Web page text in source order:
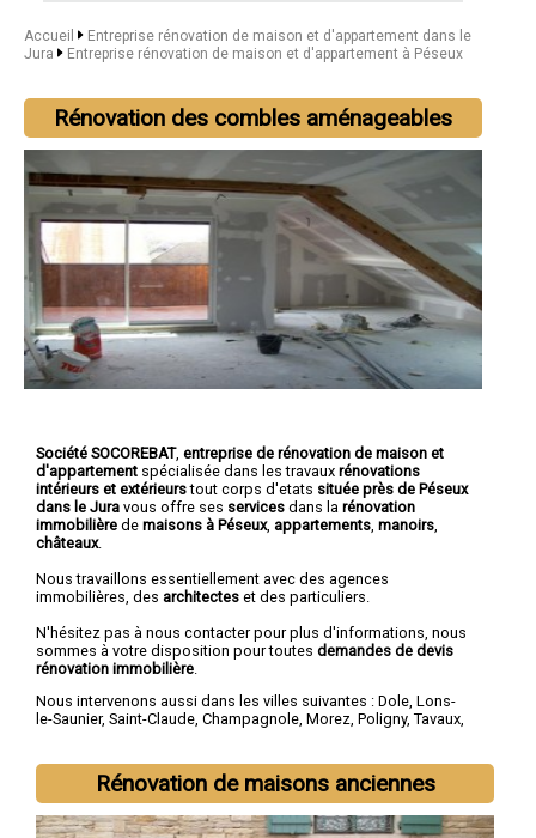
Accueil
Entreprise rénovation de maison et d'appartement dans le
Jura
Entreprise rénovation de maison et d'appartement à Péseux
Rénovation des combles aménageables
Société SOCOREBAT, entreprise de rénovation de maison et
d'appartement spécialisée dans les travaux rénovations
intérieurs et extérieurstout corps d'etats située près de Péseux
dans le Jura vous offre ses services dans la rénovation
immobilière de maisons à Péseux, appartements manoirs
châteaux.
Nous travaillons essentiellement avec des agences
immobilières, des architectes et des particuliers.
N'hésitez pas à nous contacter pour plus d'informations, nous
sommes à votre disposition pour toutes demandes de devis
rénovation immobilière
Nous intervenons aussi dans les villes suivantes : Dole, Lons-
le-Saunier, Saint-Claude, Champagnole, Morez, Poligny, Tavaux,
Rénovation de maisons anciennes